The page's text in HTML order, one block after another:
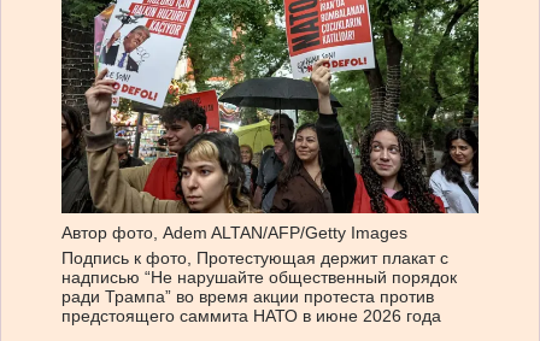
Автор фото, Adem ALTAN/AFP/Getty Images
Подпись к фото, Протестующая держит плакат с
надписью “Не нарушайте общественный порядок
ради Трампа” во время акции протеста против
предстоящего саммита НАТО в июне 2026 года